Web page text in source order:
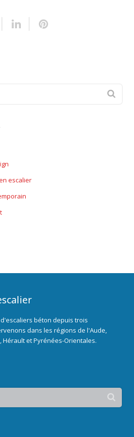
escalier
béton depuis trois
dans les régions de l'Aude,
Hérault et Pyrénées-Orientales.